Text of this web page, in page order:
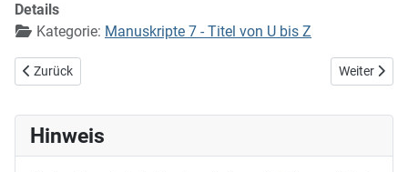
Details
Kategorie: Manuskripte 7 - Titel von U bis Z
Vorheriger Beitrag: Wer kann der Treu vergessen
Zurück Nächster
Weiter
Hinweis